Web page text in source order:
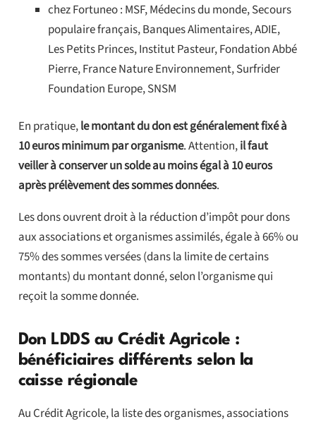
chez Fortuneo : MSF, Médecins du monde, Secours
populaire français, Banques Alimentaires, ADIE,
Les Petits Princes, Institut Pasteur, Fondation Abbé
Pierre, France Nature Environnement, Surfrider
Foundation Europe, SNSM
En pratique,le montant du don est généralement fixé à
10 euros minimum par organisme. Attention,il faut
veiller à conserver un solde au moins égal à 10 euros
après prélèvement des sommes données.
Les dons ouvrent droit à la réduction d’impôt pour dons
aux associations et organismes assimilés, égale à 66% ou
75% des sommes versées (dans la limite de certains
montants) du montant donné, selon l’organisme qui
reçoit la somme donnée.
Don LDDS au Crédit Agricole :
bénéficiaires différents selon la
caisse régionale
Au Crédit Agricole, la liste des organismes, associations